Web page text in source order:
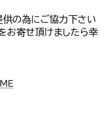
供の為にご協力下さい
お寄せ頂けましたら幸